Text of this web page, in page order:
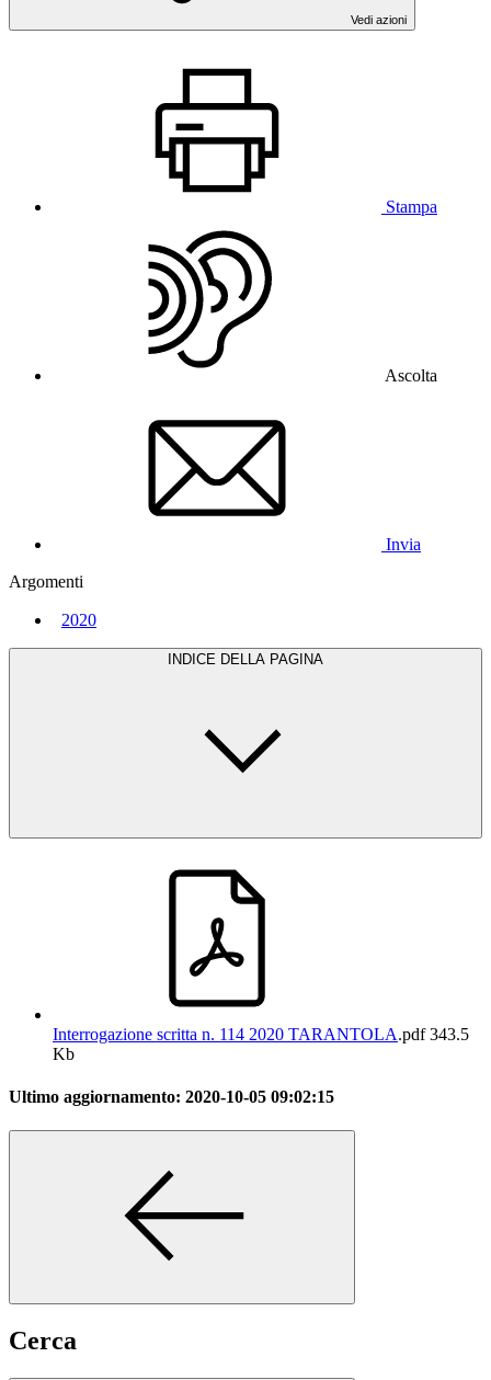
Vedi azioni
Stampa
Ascolta
Invia
Argomenti
2020
INDICE DELLA PAGINA
Interrogazione scritta n. 114 2020 TARANTOLA.pdf343.5
Kb
Ultimo aggiornamento: 2020-10-05 09:02:15
Cerca